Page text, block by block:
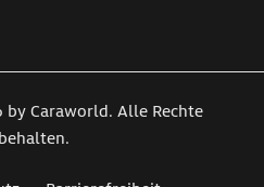
by Caraworld. Alle Rechte